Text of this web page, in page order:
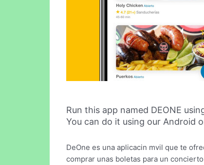
Run this app named DEONE
You can do it using our Android
DeOne es una aplicacin mvil que te
comprar unas boletas para un